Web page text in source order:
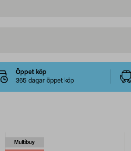
Öppet köp
365 dagar öppet köp
Multibuy